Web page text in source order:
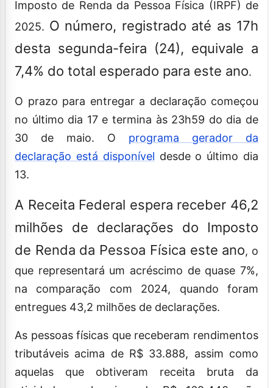
Imposto de Renda da Pessoa Física (IRPF) de
2025. O número, registrado até as 17h
desta segunda-feira (24), equivale a
7,4% do total esperado para este ano.
O prazo para entregar a declaração começou
no último dia 17 e termina às 23h59 do dia de
30 de maio. O programa gerador da
declaração está disponível desde o último dia
13.
A Receita Federal espera receber 46,2
milhões de declarações do Imposto
de Renda da Pessoa Física este ano, o
que representará um acréscimo de quase 7%,
na comparação com 2024, quando foram
entregues 43,2 milhões de declarações.
As pessoas físicas que receberam rendimentos
tributáveis acima de R$ 33.888, assim como
aquelas que obtiveram receita bruta da